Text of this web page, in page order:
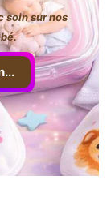
soin sur nos